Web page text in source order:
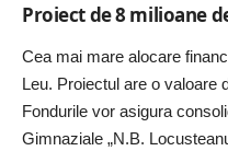
Proiect de 8 milioane
Cea mai mare alocare
Leu. Proiectul are o valoare
Fondurile vor asigura
Gimnaziale „N.B.